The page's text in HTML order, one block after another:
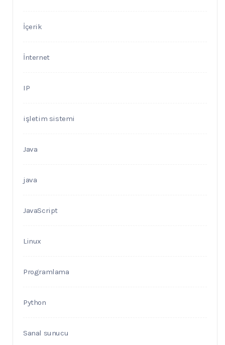
İçerik
İnternet
IP
işletim sistemi
Java
java
JavaScript
Linux
Programlama
Python
Sanal sunucu